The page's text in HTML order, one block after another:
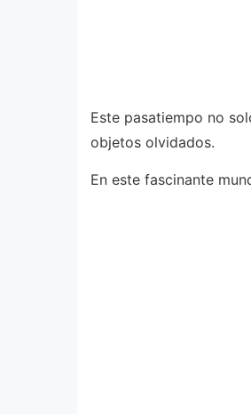
Este pasatiempo no
objetos olvidados.
En este fascinante